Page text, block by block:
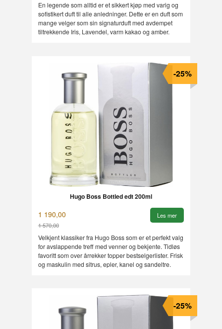
En legende som alltid er et sikkert kjøp med varig og
sofistikert duft til alle anledninger. Dette er en duft som
mange velger som sin signaturduft med avdempet
tiltrekkende Iris, Lavendel, varm kakao og amber.
Hugo Boss Bottled edt 200ml
1 190,00
1 570,00
Rabatt
-25%
Les mer
Velkjent klassiker fra Hugo Boss som er et perfekt valg
for avslappende treff med venner og bekjente. Tidløs
favoritt som over årrekker topper bestselgerlister. Frisk
og maskulin med sitrus, epler, kanel og sandeltre.
-25%